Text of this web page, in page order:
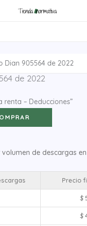
Dian 905564 de 2022
de 2022
renta – Deducciones”
de descargas
Precio
$
$